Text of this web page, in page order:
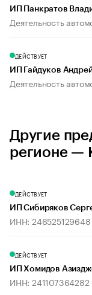
ИП Панкратов
Деятельность
ДЕЙСТВУЕТ
ИП Гайдуков
Деятельность
Другие
регионе —
ДЕЙСТВУЕТ
ИП Сибиряков
ИНН: 246525129648
ДЕЙСТВУЕТ
ИП Хомидов
ИНН: 241107364282